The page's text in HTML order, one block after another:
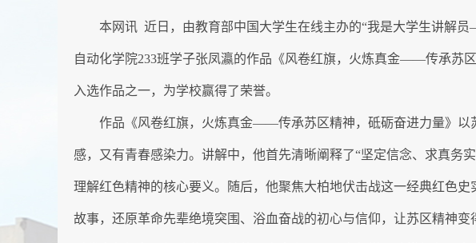
本网讯 近日， 由教育部中 国大学生在线主办的“我是大学生讲解
自动化学院233班学子张凤瀛的作品《风卷红旗，火炼真金——传承苏
入选作品之一，为学校赢得了荣誉。
作品《风卷红旗，火炼真金——传承苏区精神，砥砺奋进力量》 以
感，又有青春感染力。讲解中，他首先清晰阐释了“坚定信念、求真务
理解红色精神的核心要义。随后，他聚焦大柏地伏击战这一经典红色
故事，还原革命先辈绝境突围、浴血奋战的初心与信仰，让苏区精神